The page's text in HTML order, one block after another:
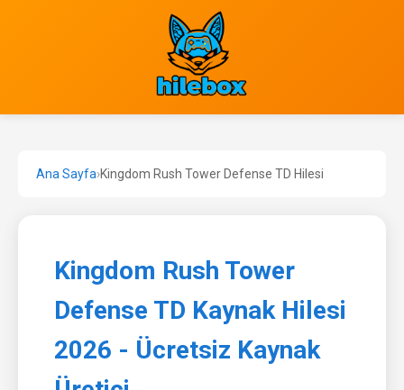
Ana Sayfa›Kingdom Rush Tower Defense TD Hilesi
Kingdom Rush Tower
Defense TD Kaynak Hilesi
2026 - Ücretsiz Kaynak